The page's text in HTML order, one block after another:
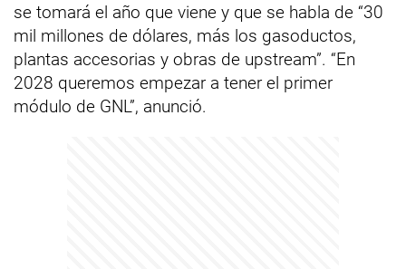
se tomará el año que viene y que se habla de “30
mil millones de dólares, más los gasoductos,
plantas accesorias y obras de upstream”. “En
2028 queremos empezar a tener el primer
módulo de GNL”, anunció.